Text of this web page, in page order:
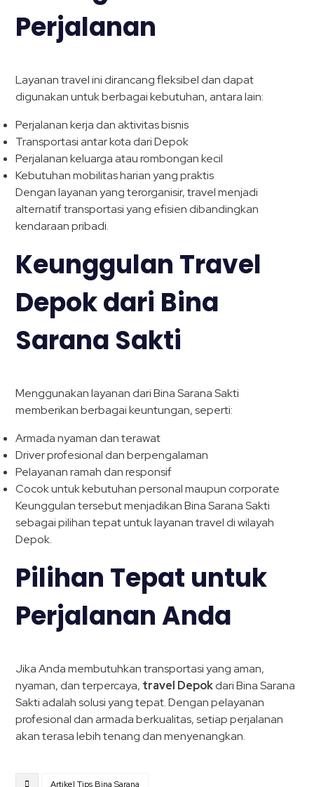
Perjalanan
Layanan travel ini dirancang fleksibel dan dapat
digunakan untuk berbagai kebutuhan, antara lain:
Perjalanan kerja dan aktivitas bisnis
Transportasi antar kota dari Depok
Perjalanan keluarga atau rombongan kecil
Kebutuhan mobilitas harian yang praktis
Dengan layanan yang terorganisir, travel menjadi
alternatif transportasi yang efisien dibandingkan
kendaraan pribadi.
Keunggulan Travel
Depok dari Bina
Sarana Sakti
Menggunakan layanan dari Bina Sarana Sakti
memberikan berbagai keuntungan, seperti:
Armada nyaman dan terawat
Driver profesional dan berpengalaman
Pelayanan ramah dan responsif
Cocok untuk kebutuhan personal maupun corporate
Keunggulan tersebut menjadikan Bina Sarana Sakti
sebagai pilihan tepat untuk layanan travel di wilayah
Depok.
Pilihan Tepat untuk
Perjalanan Anda
Jika Anda membutuhkan transportasi yang aman,
nyaman, dan terpercaya, travel Depokdari Bina Sarana
Sakti adalah solusi yang tepat. Dengan pelayanan
profesional dan armada berkualitas, setiap perjalanan
akan terasa lebih tenang dan menyenangkan.
Artikel Tips Bina Sarana